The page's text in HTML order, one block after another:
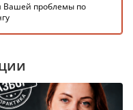
Вашей проблемы по